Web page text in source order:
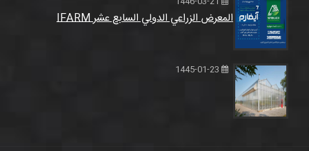
المعرض الزراعي الدولي السابع عشر IFARM